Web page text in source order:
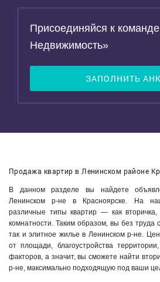
Присоединяйся к
Недвижимость»
ЗАПОЛНИТЬ
Продажа квартир в Ленинском районе
В данном разделе вы найдете
Ленинском р-не в Красноярске. На
различные типы квартир — как вторичка,
комнатности. Таким образом, вы без труда
так и элитное жилье в Ленинском р-не.
от площади, благоустройства
факторов, а значит, вы сможете найти
р-не, максимально подходящую под ваши